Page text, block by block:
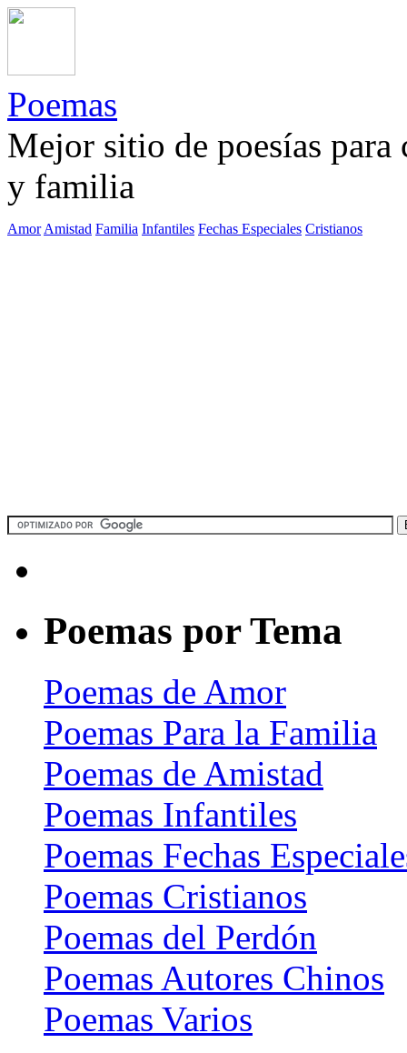
Poemas
Mejor sitio de poesías
y familia
Amor Amistad Familia Infantiles Fechas Especiales Cristianos
Poemas por Tema
Poemas de Amor
Poemas Para la Familia
Poemas de Amistad
Poemas Infantiles
Poemas Fechas
Poemas Cristianos
Poemas del Perdón
Poemas Autores Chinos
Poemas Varios